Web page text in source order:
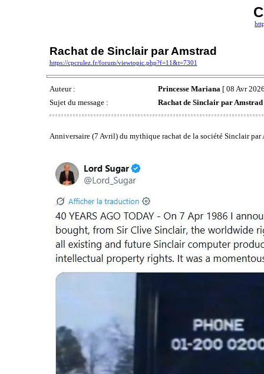
Rachat de Sinclair par Amstrad
https://cpcrulez.fr/forum/viewtopic.php?f=11&t=7301
Auteur : Princesse Mariana[ 08 Avr
Sujet du message :
Rachat de Sinclair par Amstrad
Anniversaire (7 Avril) du mythique rachat de la société Sinclair par